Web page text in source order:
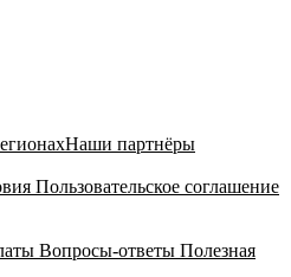
Наши партнёры
Пользовательское соглашение
Вопросы-ответы Полезная